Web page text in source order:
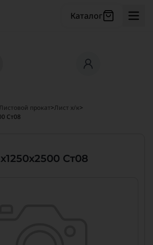
Каталог
прокат>Лист х/к>
Ст08
Ст08